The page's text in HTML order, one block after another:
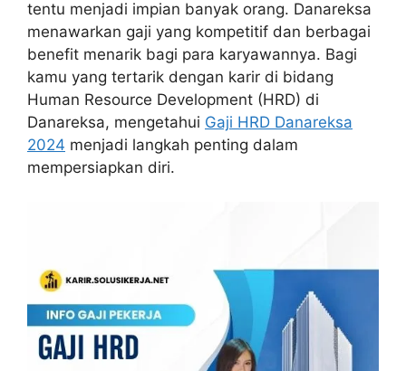
tentu menjadi impian banyak orang. Danareksa
menawarkan gaji yang kompetitif dan berbagai
benefit menarik bagi para karyawannya. Bagi
kamu yang tertarik dengan karir di bidang
Human Resource Development (HRD) di
Danareksa, mengetahui Gaji HRD Danareksa
2024 menjadi langkah penting dalam
mempersiapkan diri.